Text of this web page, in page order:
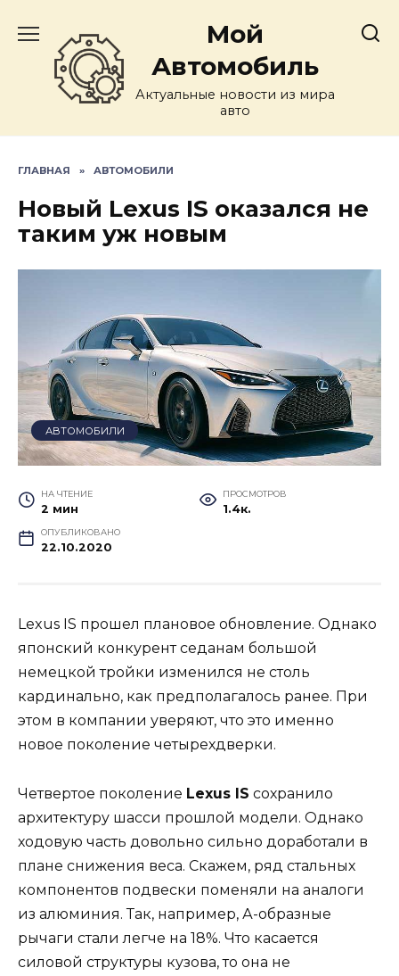
содержанию
Мой
Автомобиль
Актуальные новости из мира
авто
ГЛАВНАЯ » АВТОМОБИЛИ
Новый Lexus IS оказался не
таким уж новым
АВТОМОБИЛИ
НА ЧТЕНИЕ
2 мин
ПРОСМОТРОВ
1.4к.
ОПУБЛИКОВАНО
22.10.2020
Lexus IS прошел плановое обновление. Однако
японский конкурент седанам большой
немецкой тройки изменился не столь
кардинально, как предполагалось ранее. При
этом в компании уверяют, что это именно
новое поколение четырехдверки.
Четвертое поколение Lexus IS сохранило
архитектуру шасси прошлой модели. Однако
ходовую часть довольно сильно доработали в
плане снижения веса. Скажем, ряд стальных
компонентов подвески поменяли на аналоги
из алюминия. Так, например, А-образные
рычаги стали легче на 18%. Что касается
силовой структуры кузова, то она не